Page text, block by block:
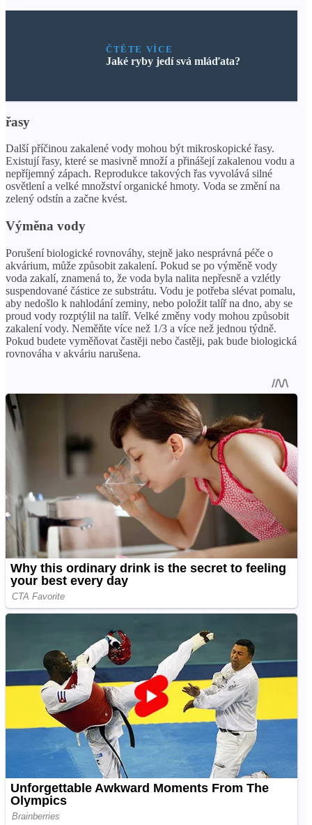
ČTĚTE VÍCE
Jaké ryby jedí svá mláďata?
řasy
Další příčinou zakalené vody mohou být mikroskopické řasy.
Existují řasy, které se masivně množí a přinášejí zakalenou vodu a
nepříjemný zápach. Reprodukce takových řas vyvolává silné
osvětlení a velké množství organické hmoty. Voda se změní na
zelený odstín a začne kvést.
Výměna vody
Porušení biologické rovnováhy, stejně jako nesprávná péče o
akvárium, může způsobit zakalení. Pokud se po výměně vody
voda zakalí, znamená to, že voda byla nalita nepřesně a vzlétly
suspendované částice ze substrátu. Vodu je potřeba slévat pomalu,
aby nedošlo k nahlodání zeminy, nebo položit talíř na dno, aby se
proud vody rozptýlil na talíř. Velké změny vody mohou způsobit
zakalení vody. Neměňte více než 1/3 a více než jednou týdně.
Pokud budete vyměňovat častěji nebo častěji, pak bude biologická
rovnováha v akváriu narušena.